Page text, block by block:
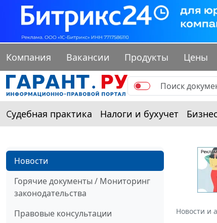
Компания Вакансии Продукты Цены
Судебная практика Налоги и бухучет Бизнес
Новости
Горячие документы / Мониторинг
законодательства
Правовые консультации
Новости и